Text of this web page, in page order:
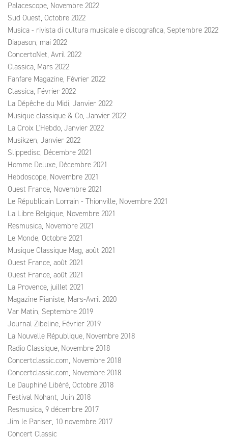
Palacescope, Novembre 2022
Sud Ouest, Octobre 2022
Musica - rivista di cultura musicale e discografica, Septembre 2022
Diapason, mai 2022
ConcertoNet, Avril 2022
Classica, Mars 2022
Fanfare Magazine, Février 2022
Classica, Février 2022
La Dépêche du Midi, Janvier 2022
Musique classique & Co, Janvier 2022
La Croix L'Hebdo, Janvier 2022
Musikzen, Janvier 2022
Slippedisc, Décembre 2021
Homme Deluxe, Décembre 2021
Hebdoscope, Novembre 2021
Ouest France, Novembre 2021
Le Républicain Lorrain - Thionville, Novembre 2021
La Libre Belgique, Novembre 2021
Resmusica, Novembre 2021
Le Monde, Octobre 2021
Musique Classique Mag, août 2021
Ouest France, août 2021
Ouest France, août 2021
La Provence, juillet 2021
Magazine Pianiste, Mars-Avril 2020
Var Matin, Septembre 2019
Journal Zibeline, Février 2019
La Nouvelle République, Novembre 2018
Radio Classique, Novembre 2018
Concertclassic.com, Novembre 2018
Concertclassic.com, Novembre 2018
Le Dauphiné Libéré, Octobre 2018
Festival Nohant, Juin 2018
Resmusica, 9 décembre 2017
Jim le Pariser, 10 novembre 2017
Concert Classic